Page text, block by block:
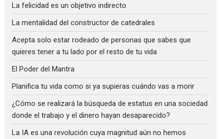
La felicidad es un objetivo indirecto
La mentalidad del constructor de catedrales
Acepta solo estar rodeado de personas que sabes que
quieres tener a tu lado por el resto de tu vida
El Poder del Mantra
Planifica tu vida como si ya supieras cuándo vas a morir
¿Cómo se realizará la búsqueda de estatus en una sociedad
donde el trabajo y el dinero hayan desaparecido?
La IA es una revolución cuya magnitud aún no hemos